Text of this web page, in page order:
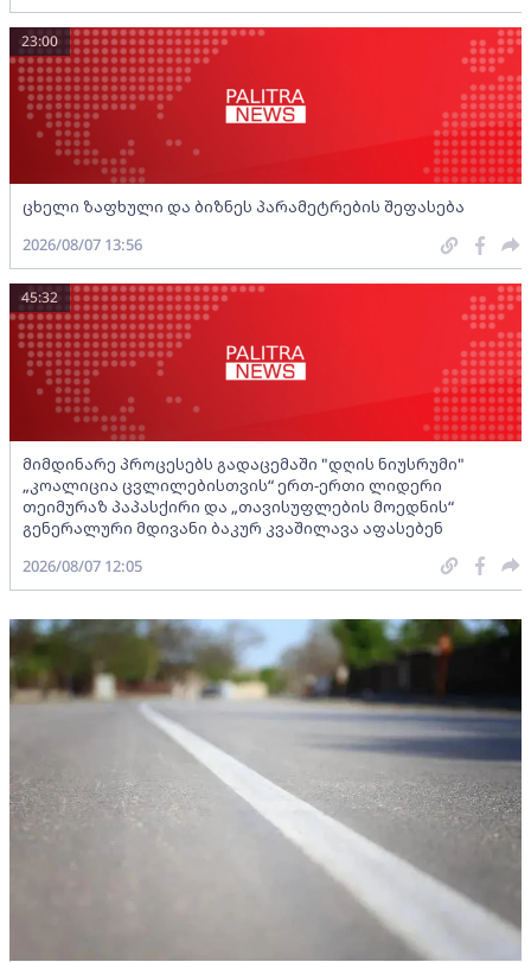
ცხელი ზაფხული და ბიზნეს პარამეტრების შეფასება
23:00
2026/08/07 13:56
მიმდინარე პროცესებს გადაცემაში "დღის ნიუსრუმი"
„კოალიცია ცვლილებისთვის“ ერთ-ერთი ლიდერი
თეიმურაზ პაპასქირი და „თავისუფლების მოედნის“
გენერალური მდივანი ბაკურ კვაშილავა აფასებენ
45:32
2026/08/07 12:05